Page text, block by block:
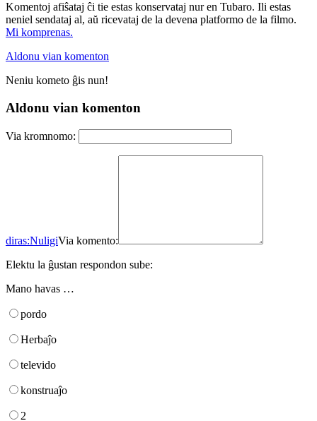
Komentoj afiŝataj ĉi tie estas konservataj nur en Tubaro. Ili estas
neniel sendataj al, aŭ ricevataj de la devena platformo de la filmo.
Mi komprenas.
Aldonu vian komenton
Neniu kometo ĝis nun!
Aldonu vian komenton
Via kromnomo:
diras:NuligiVia komento:
Elektu la ĝustan respondon sube:
Mano havas …
pordo
Herbaĵo
televido
konstruaĵo
2